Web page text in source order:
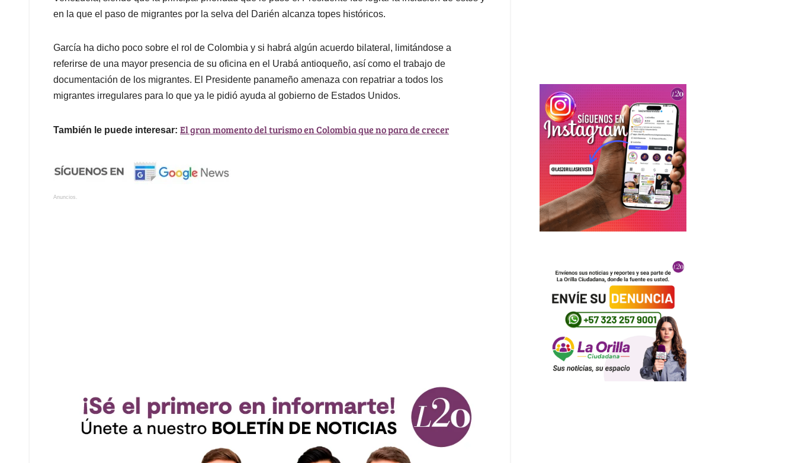
en la que el paso de migrantes por la selva del Darién alcanza topes históricos.
García ha dicho poco sobre el rol de Colombia y si habrá algún acuerdo bilateral, limitándose a
referirse de una mayor presencia de su oficina en el Urabá antioqueño, así como el trabajo de
documentación de los migrantes. El Presidente panameño amenaza con repatriar a todos los
migrantes irregulares para lo que ya le pidió ayuda al gobierno de Estados Unidos.
También le puede interesar: El gran momento del turismo en Colombia que no para de crecer
Anuncios.